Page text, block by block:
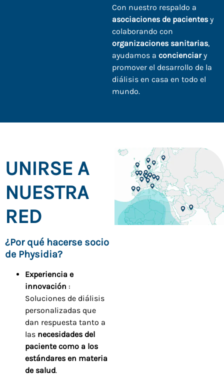
Con nuestro respaldo a
asociaciones de pacientes y
colaborando con
organizaciones sanitarias,
ayudamos a concienciary
promover el desarrollo de la
diálisis en casa en todo el
mundo.
UNIRSE A
NUESTRA
RED
¿Por qué hacerse socio
de Physidia?
Experiencia e
innovación :
Soluciones de diálisis
personalizadas que
dan respuesta tanto a
las necesidades del
paciente como a los
estándares en materia
de salud.